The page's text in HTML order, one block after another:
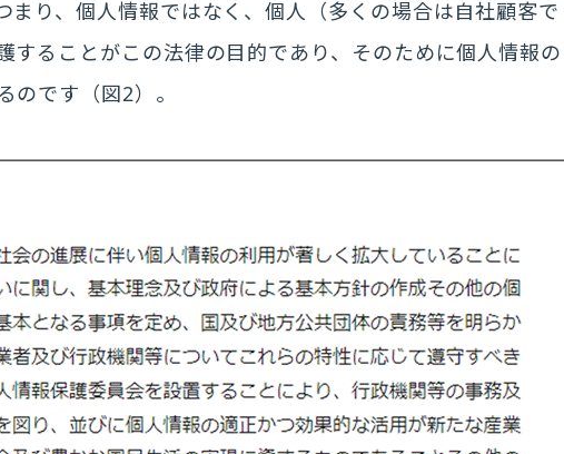
まり、個人情報ではなく、個人（多くの場合は自社顧客で
することがこの法律の目的であり、そのために個人情報の
のです（図2）。